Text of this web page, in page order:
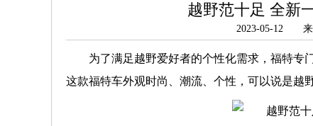
越野范十足 全新
2023-05-12 来
为了满足越野爱好者的个性化需求，福特专
这款福特车外观时尚、潮流、个性，可以说是越